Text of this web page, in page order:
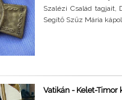
Szalézi Család tagjait,
Segítő Szűz Mária
Vatikán - Kelet-Timor